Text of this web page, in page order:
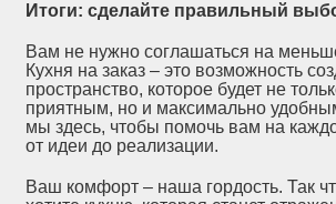
Итоги: сделайте правильный
Вам не нужно соглашаться на
Кухня на заказ – это возможность
пространство, которое будет не
приятным, но и максимально
мы здесь, чтобы помочь вам на
от идеи до реализации.
Ваш комфорт – наша гордость. Так